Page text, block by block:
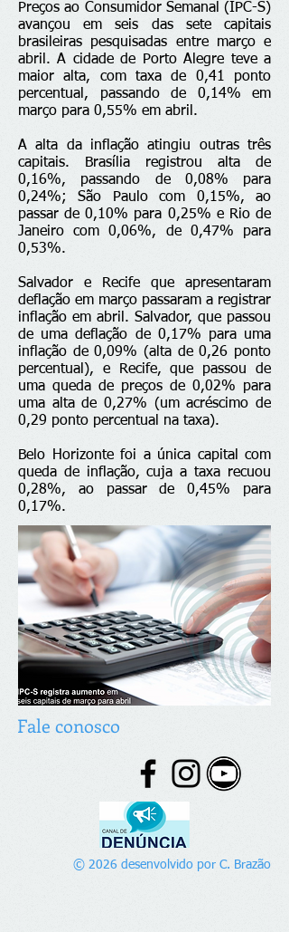
Preços ao Consumidor Semanal (IPC-S)
avançou em seis das sete capitais
brasileiras pesquisadas entre março e
abril. A cidade de Porto Alegre teve a
maior alta, com taxa de 0,41 ponto
percentual, passando de 0,14% em
março para 0,55% em abril.
A alta da inflação atingiu outras três
capitais. Brasília registrou alta de
0,16%, passando de 0,08% para
0,24%; São Paulo com 0,15%, ao
passar de 0,10% para 0,25% e Rio de
Janeiro com 0,06%, de 0,47% para
0,53%.
Salvador e Recife que apresentaram
deflação em março passaram a registrar
inflação em abril. Salvador, que passou
de uma deflação de 0,17% para uma
inflação de 0,09% (alta de 0,26 ponto
percentual), e Recife, que passou de
uma queda de preços de 0,02% para
uma alta de 0,27% (um acréscimo de
0,29 ponto percentual na taxa).
Belo Horizonte foi a única capital com
queda de inflação, cuja a taxa recuou
0,28%, ao passar de 0,45% para
0,17%.
Fale conosco
© 2026 desenvolvido por C. Brazão